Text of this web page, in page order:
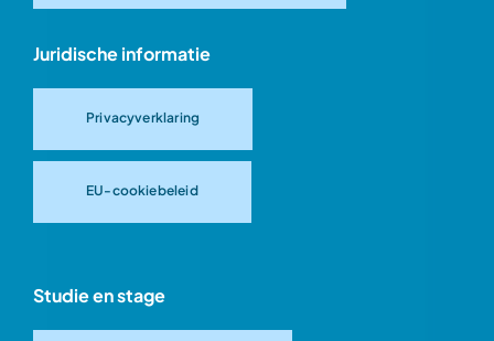
Juridische informatie
Privacyverklaring
EU-cookiebeleid
Studie en stage